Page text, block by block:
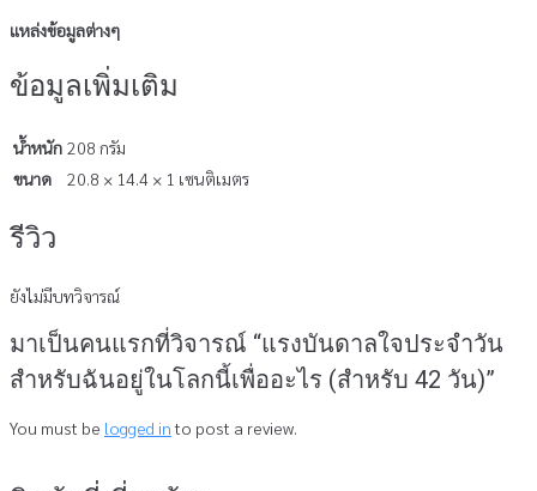
แหล่งข้อมูลต่างๆ
ข้อมูลเพิ่มเติม
น้ำหนัก 208 กรัม
ขนาด
20.8 × 14.4 × 1 เซนติเมตร
รีวิว
ยังไม่มีบทวิจารณ์
มาเป็นคนแรกที่วิจารณ์ “แรงบันดาลใจประจำวัน
สำหรับฉันอยู่ในโลกนี้เพื่ออะไร (สำหรับ 42 วัน)”
You must be logged into post a review.